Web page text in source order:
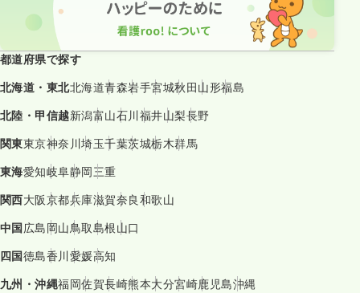
都道府県で探す
北海道・東北北海道青森岩手宮城秋田 山形福島
北陸・甲信越新潟富山石川 福井山梨長野
関東東京神奈川埼玉千葉茨城栃木群馬
東海愛知岐阜静岡三重
関西大阪京都兵庫滋賀奈良和歌山
中国 広島 岡山鳥取島根山口
四国徳島香川 愛媛高知
九州・沖縄福岡佐賀長崎熊本大分宮崎鹿児島沖縄